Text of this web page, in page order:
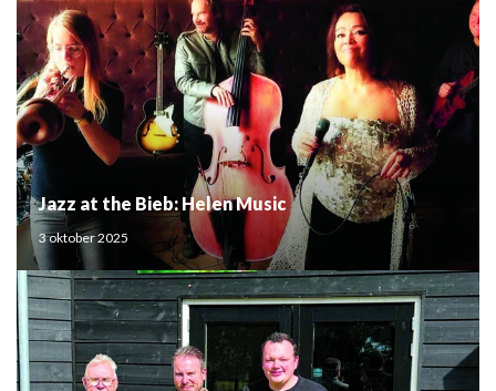
Jazz at the Bieb: Helen Music
3 oktober 2025